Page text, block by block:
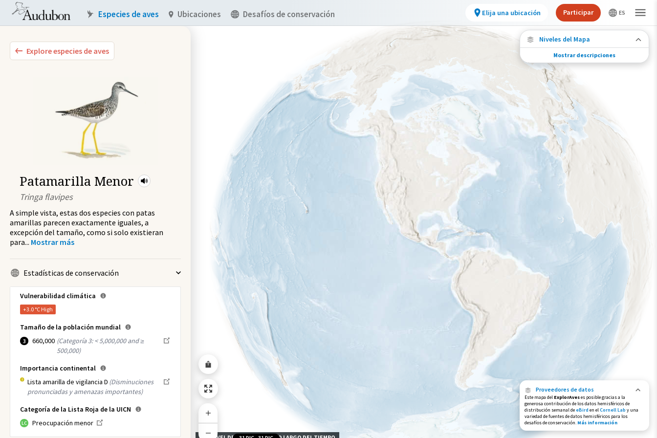
Explore especies de aves
Patamarilla Menor
Tringa flavipes
A simple vista, estas dos especies con patas
amarillas parecen exactamente iguales, a
excepción del tamaño, como si solo existieran
para... Mostrar más
Estadísticas de conservación
Vulnerabilidad climática
+3.0 °C High
Tamaño de la población mundial
3 660,000 (Categoría 3: < 5,000,000 and ≥
500,000)
Importancia continental
Lista amarilla de vigilancia D (Disminuciones
pronunciadas y amenazas importantes)
Categoría de la Lista Roja de la UICN
LC Preocupación menor
Proveedores de datos
Este mapa del ExplorAveses posible gracias a la
generosa contribución de los datos hemisféricos de
distribución semanal de eBird en elCornell Lab y una
variedad de fuentes de datos hemisféricos para los
desafíos de conservación. Más información
Niveles del Mapa
Desafíos de conservación
Vea la huella de actividades humanas
seleccionadas y cambios ambientales en
todo el hemisferio.
Abundancia de esta especie
Muy bajo Bajo Moderada Alto
Desafío de la Huella de la Conservación
Bajo Moderada
Muy alto
Mostrar descripciones
Especies de aves Ubicaciones Desafíos de conservación Elija una ubicación Participar